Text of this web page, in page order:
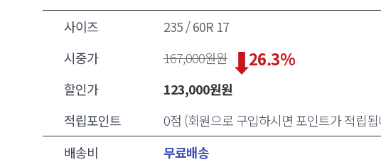
사이즈
235 / 60R 17
시중가
167,000원원
할인가
123,000원원
26.3%
적립포인트
0점 (회원으로 구입하시면 포인트가 적립
배송비
무료배송